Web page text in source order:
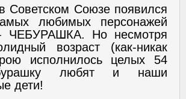
Советском Союзе появился
любимых персонажей
ЧЕБУРАШКА. Но несмотря
возраст (как-никак
исполнилось целых 54
любят и наши
дети!